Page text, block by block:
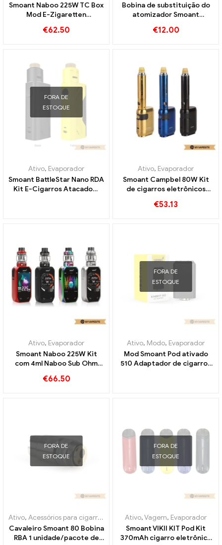
Smoant Naboo 225W TC Box
Mod E-Zigaretten
€62.50
Bobina de substituição do
atomizador Smoant
unidades/pacote cigarros
€12.00
FORA DE
ESTOQUE
Ativo, Evaporador
Smoant BattleStar Nano RDA
Kit E-Cigarros Atacado丨
Ativo, Evaporador
Smoant Campbel 80W Kit
de cigarros eletrônicos
€53.13
Ativo, Evaporador
Smoant Naboo 225W Kit
com 4ml Naboo Sub Ohm
Großhandel丨Personalizado
€66.50
FORA DE
ESTOQUE
Ativo, Modo, Evaporador
Mod Smoant Pod ativado
510 Adaptador de cigarros
FORA DE
ESTOQUE
Ativo, Acessórios para cigarros eletrônicos ,Evaporador
Cavaleiro Smoant 80 Bobina
RBA 1 unidade/pacote de
FORA DE
ESTOQUE
Ativo,Vagem, Evaporador
Smoant VIKII KIT Pod Kit
370mAh cigarro eletrônico